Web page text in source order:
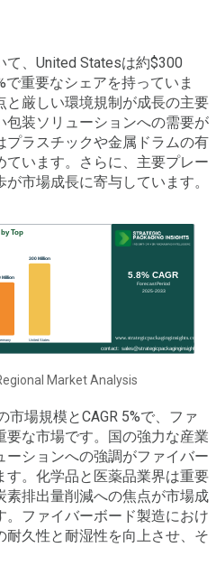
、United Statesは約$300
で重要なシェアを持っていま
と厳しい環境規制が成長の主要
包装ソリューションへの需要が
プラスチックや金属ドラムの有
います。さらに、主要プレー
市場成長に寄与しています。
Market Analysis
市場規模とCAGR 5%で、ファ
要な市場です。国の強力な産業
ションへの強調がファイバー
す。化学品と医薬品業界は重要
素排出量削減への焦点が市場成
ファイバーボード製造におけ
耐久性と耐湿性を向上させ、そ